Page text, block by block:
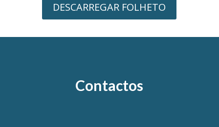
DESCARREGAR FOLHETO
Contactos